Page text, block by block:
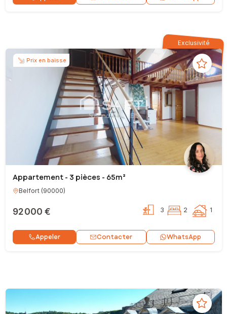
Exclusivité
Prix en baisse
Appartement - 3 pièces - 65m²
Belfort(90000)
92 000 € 3 2 1
Appeler Contacter WhatsApp